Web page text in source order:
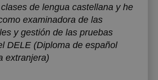
de lengua castellana y he
examinadora de las
y gestión de las pruebas
DELE (Diploma de español
extranjera)